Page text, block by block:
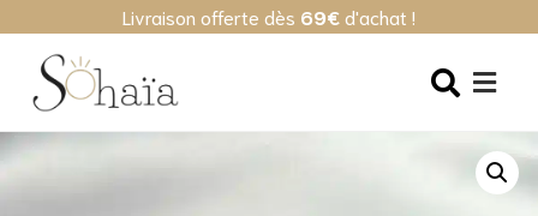
Livraison offerte dès 69€ d'achat !